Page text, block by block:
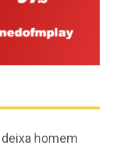
homem